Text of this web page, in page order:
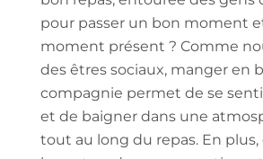
pour passer un bon moment
moment présent ? Comme
des êtres sociaux, manger en
compagnie permet de se
et de baigner dans une
tout au long du repas. En